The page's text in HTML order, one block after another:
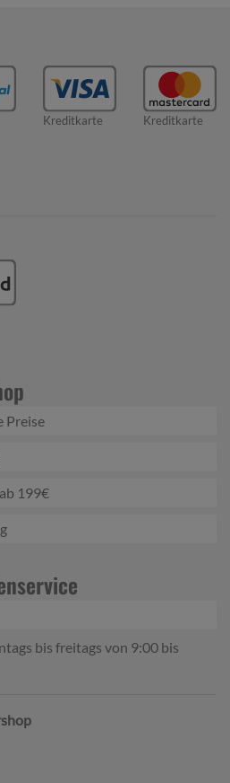
Kreditkarte Kreditkarte
Preise
199€
bis freitags von 9:00 bis